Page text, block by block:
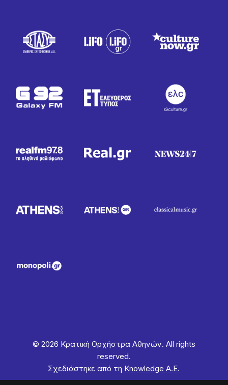
© 2026 Κρατική Ορχήστρα Αθηνών. All rights
reserved.
Σχεδιάστηκε από τη Knowledge Α.Ε.